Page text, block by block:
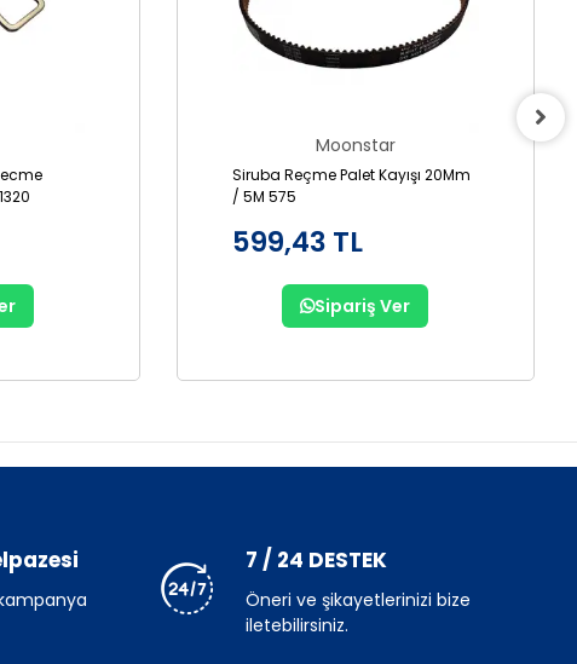
Moonstar
Siruba Reçme Palet Kayışı 20Mm
/ 5M 575
599,43 TL
Sipariş Ver
7 / 24 DESTEK
Öneri ve şikayetlerinizi bize
iletebilirsiniz.